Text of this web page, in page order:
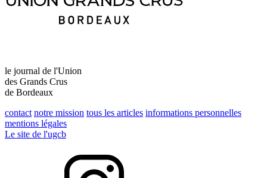
le journal de l'Union
des Grands Crus
de Bordeaux
contact notre mission tous les articles informations personnelles
mentions légales
Le site de l'ugcb